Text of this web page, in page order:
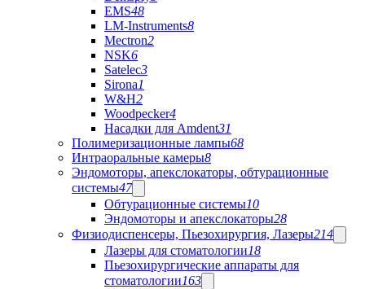
EMS48
LM-Instruments8
Mectron2
NSK6
Satelec3
Sirona1
W&H2
Woodpecker4
Насадки для Amdent31
Полимеризационные лампы68
Интраоральные камеры8
Эндомоторы, апекслокаторы, обтурационные
системы47
Обтурационные системы10
Эндомоторы и апекслокаторы28
Физиодиспенсеры, Пьезохирургия, Лазеры214
Лазеры для стоматологии18
Пьезохирургические аппараты для
стоматологии163